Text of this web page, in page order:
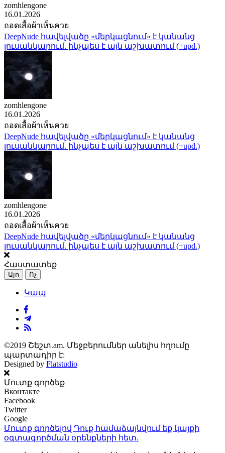
zomhlengone
16.01.2026
ถอดเสื้อผ้าเห็นควย
DeepNude հավելվածը «մերկացնում» է կանանց
լուսանկարում. ինչպես է այն աշխատում (+upd.)
zomhlengone
16.01.2026
ถอดเสื้อผ้าเห็นควย
DeepNude հավելվածը «մերկացնում» է կանանց
լուսանկարում. ինչպես է այն աշխատում (+upd.)
zomhlengone
16.01.2026
ถอดเสื้อผ้าเห็นควย
DeepNude հավելվածը «մերկացնում» է կանանց
լուսանկարում. ինչպես է այն աշխատում (+upd.)
Հաստատեք
Այո Ոչ
Կապ
©2019 Շեշտ.am. Մեջբերումներ անելիս հղումը
պարտադիր է:
Designed by Flatstudio
Մուտք գործեք
Вконтакте
Facebook
Twitter
Google
Մուտք գործելով Դուք համաձայնվում եք կայքի
օգտագործման օրենքների հետ.